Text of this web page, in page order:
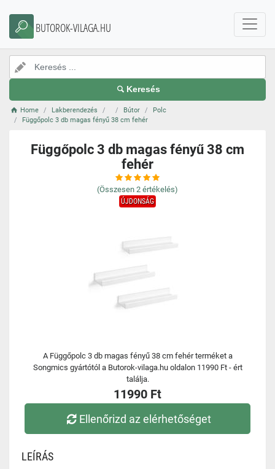
BUTOROK-VILAGA.HU
Keresés
Home Lakberendezés Bútor
Polc
Függőpolc 3 db magas fényű 38 cm fehér
Függőpolc 3 db magas fényű 38 cm
fehér
(Összesen 2 értékelés)
ÚJDONSÁG
A Függőpolc 3 db magas fényű 38 cm fehér terméket a
Songmics gyártótól a Butorok-vilaga.hu oldalon 11990 Ft - ért
találja.
11990 Ft
Ellenőrizd az elérhetőséget
LEÍRÁS